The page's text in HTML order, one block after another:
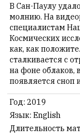
Тонкие
материалы
для
независимо
мыслящих.
Сайт
обновляется
с
большим
трудом,
но
В Сан-Паулу
молнию. На
специалистам
Космических
как, как
сталкивается с
на фоне облаков,
появляется сноп
Год: 2019
Язык: English
Длительность